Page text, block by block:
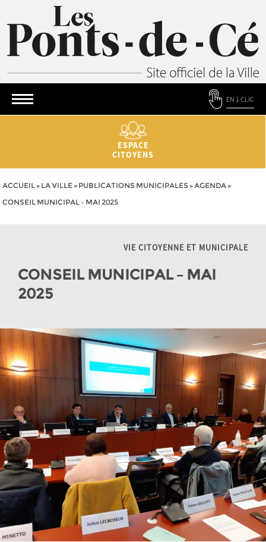
EN 1 CLIC
ESPACE
CITOYENS
ACCUEIL» LA VILLE» PUBLICATIONS MUNICIPALES»AGENDA»
CONSEIL MUNICIPAL – MAI 2025
VIE CITOYENNE ET MUNICIPALE
CONSEIL MUNICIPAL – MAI
2025